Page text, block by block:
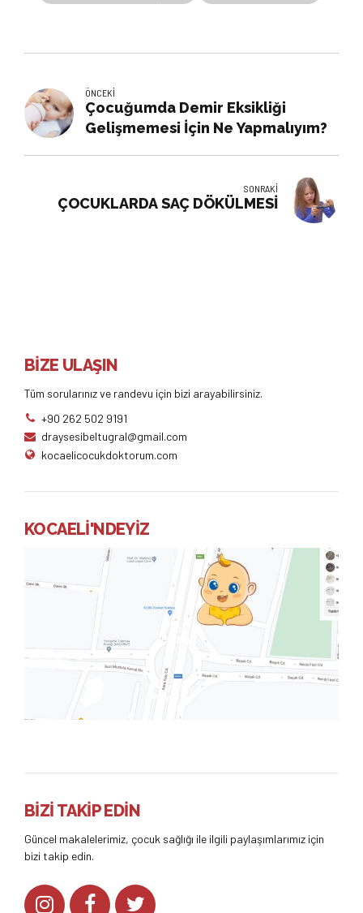
ÖNCEKI
Çocuğumda Demir Eksikliği
Gelişmemesi İçin Ne Yapmalıyım?
SONRAKI
ÇOCUKLARDA SAÇ DÖKÜLMESİ
BİZE ULAŞIN
Tüm sorularınız ve randevu için bizi arayabilirsiniz.
+90 262 502 9191
draysesibeltugral@gmail.com
kocaelicocukdoktorum.com
KOCAELİ'NDEYİZ
BİZİ TAKİP EDİN
Güncel makalelerimiz, çocuk sağlığı ile ilgili paylaşımlarımız için
bizi takip edin.